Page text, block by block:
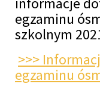
egzaminu
szkolnym
>>>
egzaminu